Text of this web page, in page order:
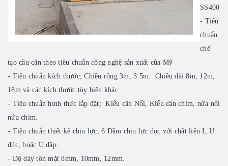
SS400
- Tiêu
chuẩn
chế
tạo cầu cân theo tiêu chuẩn công nghệ sản xuất của Mỹ
- Tiêu chuẩn kích thước; Chiều rộng 3m, 3.5m. Chiều dài 8m, 12m,
18m và các kích thước tùy biến khác.
- Tiêu chuẩn hình thức lắp đặt; Kiểu cân Nổi, Kiểu cân chìm, nửa nổi
nửa chìm.
- Tiêu chuẩn thiết kế chịu lực; 6 Dầm chịu lực dọc với chất liệu I, U
đúc, hoặc U dập.
- Độ dày tôn mặt 8mm, 10mm, 12mm.